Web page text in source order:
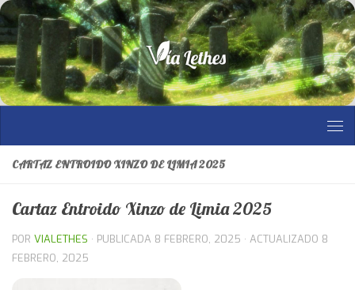
Saltar al contenido
CARTAZ ENTROIDO XINZO DE LIMIA 2025
Cartaz Entroido Xinzo de Limia 2025
POR VIALETHES · PUBLICADA 8 FEBRERO, 2025 · ACTUALIZADO 8
FEBRERO, 2025